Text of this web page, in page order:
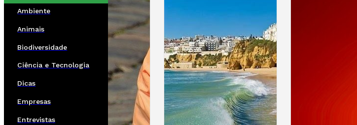
Ambiente
Animais
Biodiversidade
Ciência e Tecnologia
Dicas
Empresas
Entrevistas